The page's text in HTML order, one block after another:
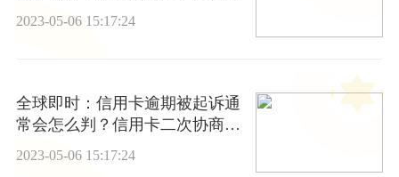
2023-05-06 15:17:24
全球即时：信用卡逾期被起诉通
常会怎么判？信用卡二次协商后
2023-05-06 15:17:24